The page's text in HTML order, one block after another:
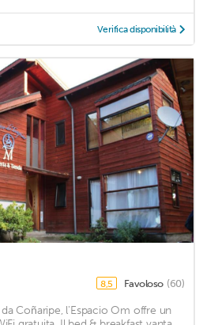
Verifica disponibilità
8,5 Favoloso (60)
Coñaripe, l'Espacio Om offre un